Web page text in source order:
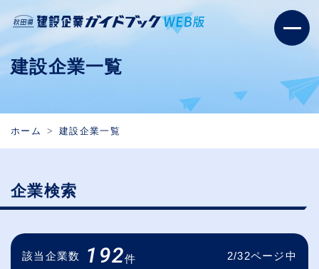
建設企業一覧
ホーム 建設企業一覧
企業検索
該当企業数 192件 2/32ページ中